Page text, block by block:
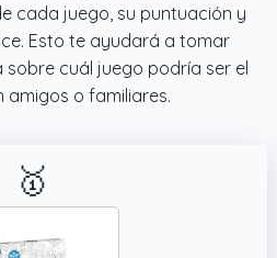
cada juego, su puntuación y
Esto te ayudará a tomar
cuál juego podría ser el
o familiares.
🥇